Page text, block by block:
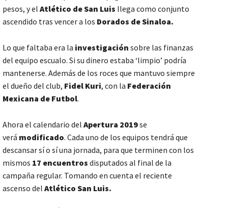
pesos, y el Atlético de San Luis llega como conjunto
ascendido tras vencer a los Dorados de Sinaloa.
Lo que faltaba era la investigación sobre las finanzas
del equipo escualo. Si su dinero estaba ‘limpio’ podría
mantenerse. Además de los roces que mantuvo siempre
el dueño del club, Fidel Kuri, con la Federación
Mexicana de Futbol.
Ahora el calendario del Apertura 2019se
verá modificado. Cada uno de los equipos tendrá que
descansar sí o sí una jornada, para que terminen con los
mismos 17 encuentros disputados al final de la
campaña regular. Tomando en cuenta el reciente
ascenso del Atlético San Luis.